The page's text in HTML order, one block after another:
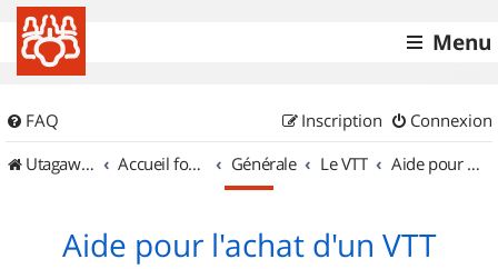
Menu
FAQ Connexion
Inscription
UtagawaVTT (Randos VTT et VTTAE avec traces GPS)
Accueil forum Générale Le VTT Aide pour l'achat d'un VTT
Aide pour l'achat d'un VTT